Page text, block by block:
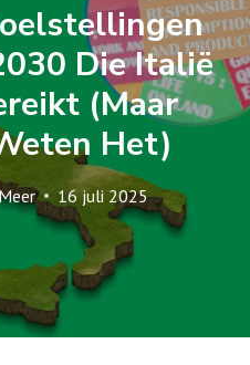
Die Italië
(maar
Het)
16 juli 2025